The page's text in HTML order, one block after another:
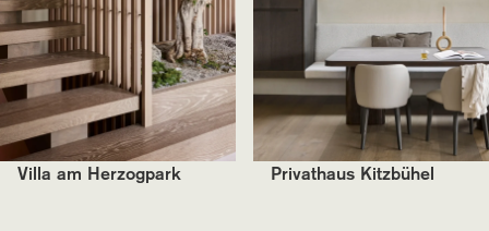
Villa am Herzogpark Privathaus Kitzbühel